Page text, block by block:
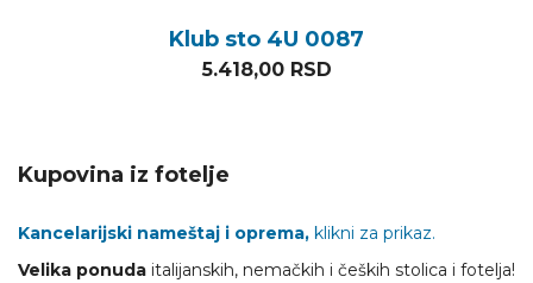
Klub sto 4U 0087
5.418,00 RSD
Kupovina iz fotelje
Kancelarijski nameštaj i oprema, klikni za prikaz.
Velika ponuda italijanskih, nemačkih i čeških stolica i fotelja!